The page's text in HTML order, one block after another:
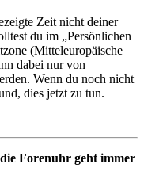
Zeit nicht deiner
du im „Persönlichen
(Mitteleuropäische
dabei nur von
Wenn du noch nicht
dies jetzt zu tun.
Forenuhr geht immer